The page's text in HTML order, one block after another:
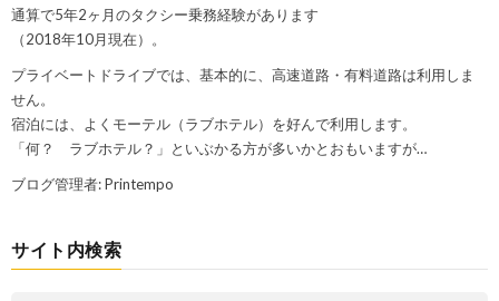
通算で5年2ヶ月のタクシー乗務経験があります
（2018年10月現在）。
プライベートドライブでは、基本的に、高速道路・有料道路は利用しま
せん。
宿泊には、よくモーテル（ラブホテル）を好んで利用します。
「何？ ラブホテル？」といぶかる方が多いかとおもいますが…
ブログ管理者: Printempo
サイト内検索